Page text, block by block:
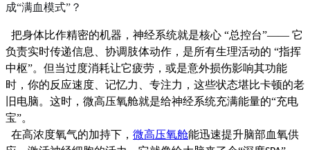
成“满血模式”？
把身体比作精密的机器，神经系统就是核心 “总控台”—— 它
负责实时传递信息、协调肢体动作，是所有生理活动的 “指挥
中枢”。但当过度消耗让它疲劳，或是意外损伤影响其功能
时，你的反应速度、记忆力、专注力 ，这些状态堪比卡顿的老
旧电脑。这时，微高压氧舱就是给神经系统充满能量的“充电
宝”。
在高浓度氧气的加持下， 微高压氧舱能迅速提升脑部血氧供